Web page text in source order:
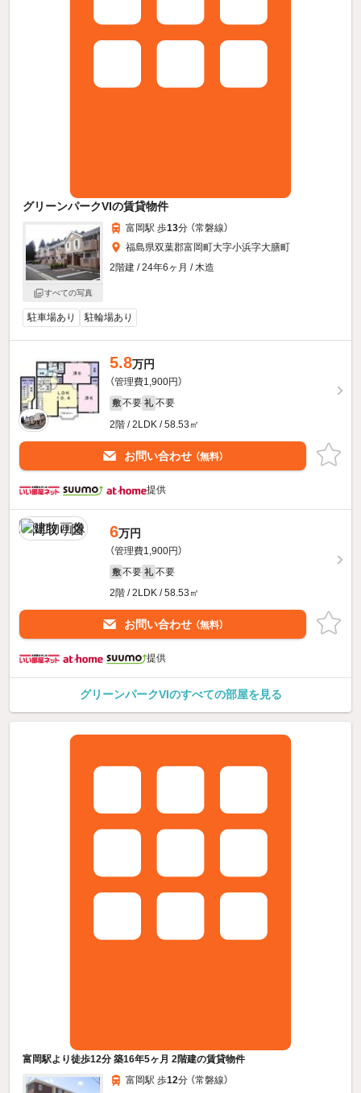
グリーンパークVIの賃貸物件
すべての写真
富岡駅 歩13分 （常磐線）
福島県双葉郡富岡町大字小浜字大膳町
2階建 / 24年6ヶ月 / 木造
駐車場あり 駐輪場あり
5.8万円
（管理費1,900円）
敷 不要 礼 不要
2階 / 2LDK / 58.53㎡
お問い合わせ （無料）
提供
6万円
（管理費1,900円）
敷 不要 礼 不要
2階 / 2LDK / 58.53㎡
お問い合わせ （無料）
提供
グリーンパークVIのすべての部屋を見る
富岡駅より徒歩12分 築16年5ヶ月 2階建の賃貸物件
富岡駅 歩12分 （常磐線）